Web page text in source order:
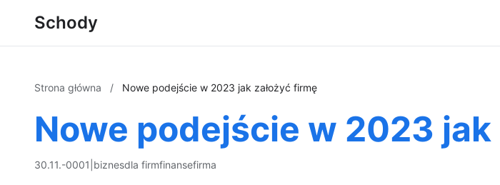
Schody
Strona główna / Nowe podejście w 2023 jak założyć firmę
Nowe podejście w 2023 jak
30.11.-0001 biznesdla firmfinansefirma